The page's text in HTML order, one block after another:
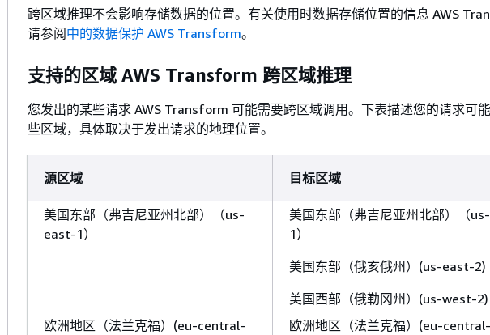
跨区域推理不会影响存储数据的位置。有关使用时数据存储位置的信息 AWS
请参阅中的数据保护 AWS Transform。
支持的区域 AWS Transform 跨区域推理
您发出的某些请求 AWS Transform 可能需要跨区域调用。下表描述您的请求可
些区域，具体取决于发出请求的地理位置。
源区域 目标区域
美国东部（弗吉尼亚州北部）（us-
east-1）
美国东部（弗吉尼亚州北部）（
1）
美国东部（俄亥俄州）(us-east-2)
美国西部（俄勒冈州）(us-west-2)
欧洲地区（法兰克福）(eu-central-
欧洲地区（法兰克福）(eu-